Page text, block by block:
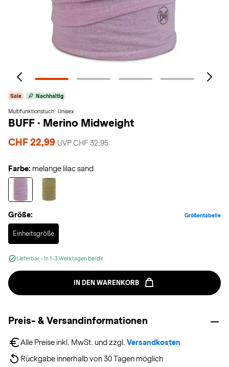
Sale Nachhaltig
Multifunktionstuch · Unisex
BUFF · Merino Midweight
CHF 22,99 UVP CHF 32,95
Farbe: melange lilac sand
Größe: Größentabelle
Einheitsgröße
Selected
Lieferbar - In 1-3 Werktagen bei dir.
IN DEN WARENKORB
Preis- & Versandinformationen
Alle Preise inkl. MwSt. und zzgl. Versandkosten
Rückgabe innerhalb von 30 Tagen möglich